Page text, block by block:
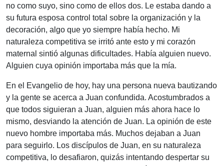
no como suyo, sino como de ellos dos. Le estaba dando a
su futura esposa control total sobre la organización y la
decoración, algo que yo siempre había hecho. Mi
naturaleza competitiva se irritó ante esto y mi corazón
maternal sintió algunas dificultades. Había alguien nuevo.
Alguien cuya opinión importaba más que la mía.
En el Evangelio de hoy, hay una persona nueva bautizando
y la gente se acerca a Juan confundida. Acostumbrados a
que todos siguieran a Juan, alguien más ahora hace lo
mismo, desviando la atención de Juan. La opinión de este
nuevo hombre importaba más. Muchos dejaban a Juan
para seguirlo. Los discípulos de Juan, en su naturaleza
competitiva, lo desafiaron, quizás intentando despertar su